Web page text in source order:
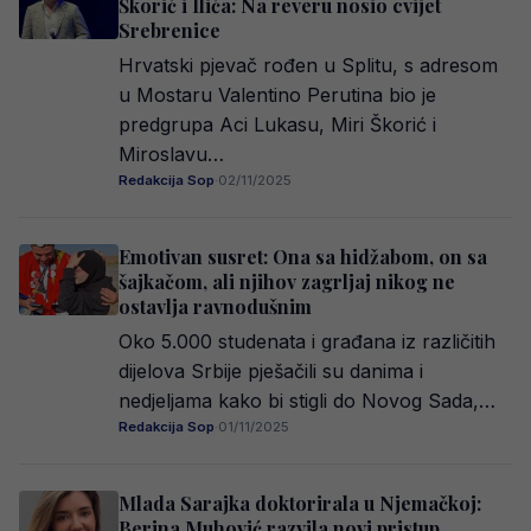
Škorić i Ilića: Na reveru nosio cvijet
Srebrenice
Hrvatski pjevač rođen u Splitu, s adresom
u Mostaru Valentino Perutina bio je
predgrupa Aci Lukasu, Miri Škorić i
Miroslavu…
Redakcija Sop·02/11/2025
Emotivan susret: Ona sa hidžabom, on sa
šajkačom, ali njihov zagrljaj nikog ne
ostavlja ravnodušnim
Oko 5.000 studenata i građana iz različitih
dijelova Srbije pješačili su danima i
nedjeljama kako bi stigli do Novog Sada,…
Redakcija Sop·01/11/2025
Mlada Sarajka doktorirala u Njemačkoj: